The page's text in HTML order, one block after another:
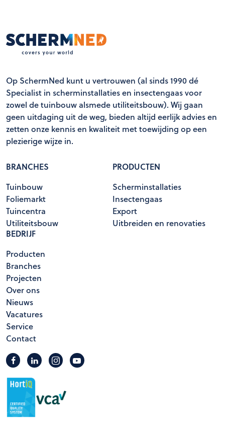
Op SchermNed kunt u vertrouwen (al sinds 1990 dé
Specialist in scherminstallaties en insectengaas voor
zowel de tuinbouw alsmede utiliteitsbouw). Wij gaan
geen uitdaging uit de weg, bieden altijd eerlijk advies en
zetten onze kennis en kwaliteit met toewijding op een
plezierige wijze in.
BRANCHES
Tuinbouw
Foliemarkt
Tuincentra
Utiliteitsbouw
PRODUCTEN
Scherminstallaties
Insectengaas
Export
Uitbreiden en renovaties
BEDRIJF
Producten
Branches
Projecten
Over ons
Nieuws
Vacatures
Service
Contact